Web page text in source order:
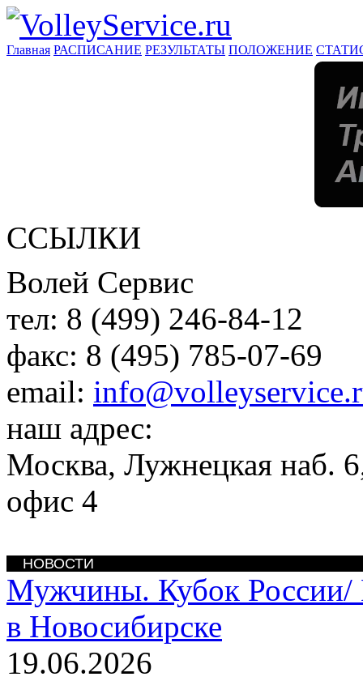
Главная РАСПИСАНИЕ РЕЗУЛЬТАТЫ ПОЛОЖЕНИЕ
ССЫЛКИ
Волей Сервис
тел: 8 (499) 246-84-12
факс: 8 (495) 785-07-69
email:
наш адрес:
Москва, Лужнецкая наб.
офис 4
НОВОСТИ
Мужчины. Кубок России/
в Новосибирске
19.06.2026